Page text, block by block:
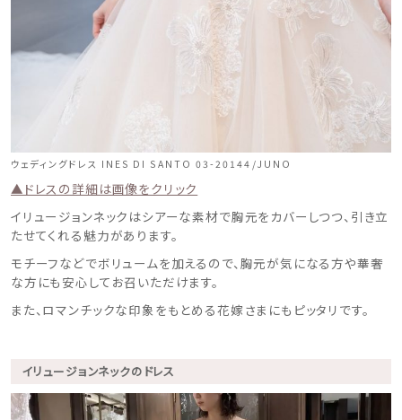
ウェディングドレス INES DI SANTO 03-20144/JUNO
▲ドレスの詳細は画像をクリック
イリュージョンネックはシアーな素材で胸元をカバーしつつ、引き立
たせてくれる魅力があります。
モチーフなどでボリュームを加えるので、胸元が気になる方や華奢
な方にも安心してお召いただけます。
また、ロマンチックな印象をもとめる花嫁さまにもピッタリです。
イリュージョンネックのドレス